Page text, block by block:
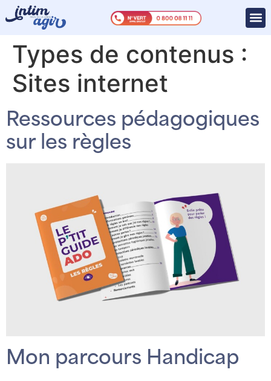
Types de contenus :
Sites internet
Ressources pédagogiques
sur les règles
Mon parcours Handicap